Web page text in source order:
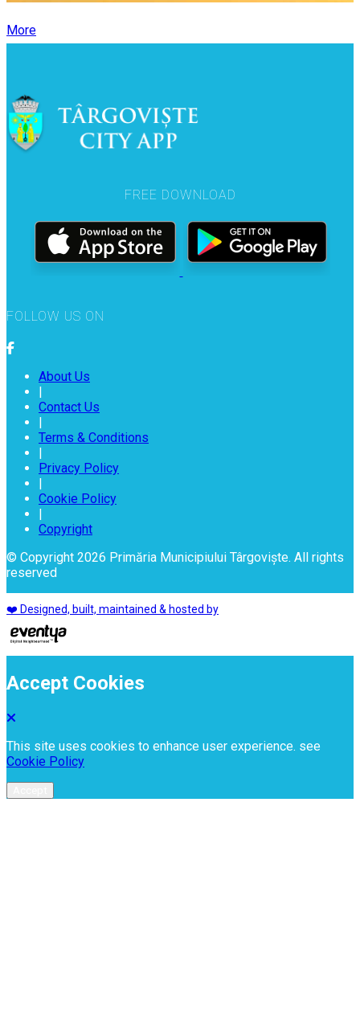
More
FREE DOWNLOAD
FOLLOW US ON
About Us
Contact Us
Terms & Conditions
Privacy Policy
Cookie Policy
Copyright
© Copyright 2026 Primăria Municipiului Târgoviște. All rights
reserved
❤️ Designed, built, maintained & hosted by
Accept Cookies
This site uses cookies to enhance user experience. see
Cookie Policy